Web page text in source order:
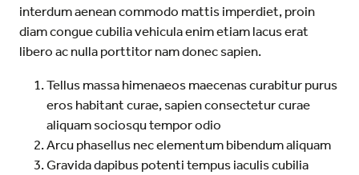
interdum aenean commodo mattis imperdiet, proin
diam congue cubilia vehicula enim etiam lacus erat
libero ac nulla porttitor nam donec sapien.
Tellus massa himenaeos maecenas curabitur purus
eros habitant curae, sapien consectetur curae
aliquam sociosqu tempor odio
Arcu phasellus nec elementum bibendum aliquam
Gravida dapibus potenti tempus iaculis cubilia